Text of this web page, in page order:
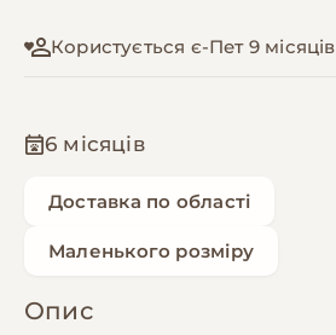
Користується є-Пет 9 місяців
6 місяців
Доставка по області
Маленького розміру
Опис